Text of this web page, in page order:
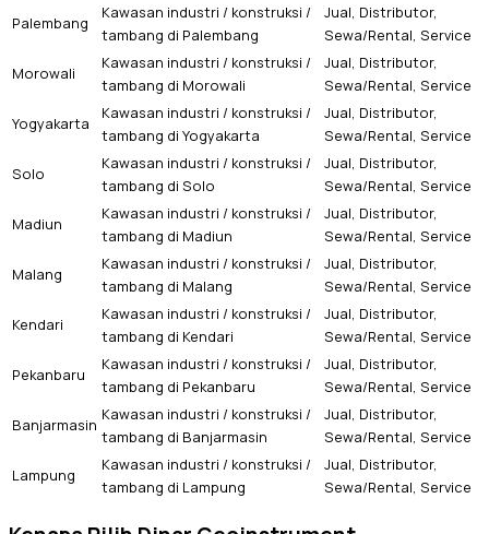
Palembang
Kawasan industri / konstruksi /
tambang di Palembang
Jual, Distributor,
Sewa/Rental, Service
Morowali
Kawasan industri / konstruksi /
tambang di Morowali
Jual, Distributor,
Sewa/Rental, Service
Yogyakarta
Kawasan industri / konstruksi /
tambang di Yogyakarta
Jual, Distributor,
Sewa/Rental, Service
Solo
Kawasan industri / konstruksi /
tambang di Solo
Jual, Distributor,
Sewa/Rental, Service
Madiun
Kawasan industri / konstruksi /
tambang di Madiun
Jual, Distributor,
Sewa/Rental, Service
Malang
Kawasan industri / konstruksi /
tambang di Malang
Jual, Distributor,
Sewa/Rental, Service
Kendari
Kawasan industri / konstruksi /
tambang di Kendari
Jual, Distributor,
Sewa/Rental, Service
Pekanbaru
Kawasan industri / konstruksi /
tambang di Pekanbaru
Jual, Distributor,
Sewa/Rental, Service
Banjarmasin
Kawasan industri / konstruksi /
tambang di Banjarmasin
Jual, Distributor,
Sewa/Rental, Service
Lampung
Kawasan industri / konstruksi /
tambang di Lampung
Jual, Distributor,
Sewa/Rental, Service